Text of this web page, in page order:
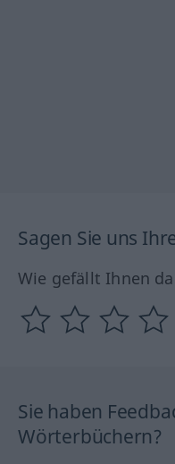
Sagen Sie uns
Wie gefällt Ihnen
Sie haben
Wörterbüchern?